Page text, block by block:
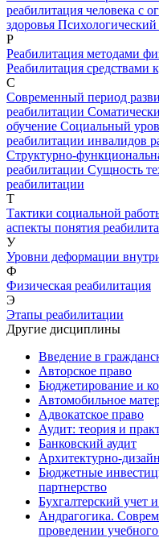
реабилитация человека с
здоровья Психологический
Р
Реабилитация методами
Реабилитация средствами
С
Современный период
реабилитации
обучение Социальный
реабилитации инвалидов
Структурно-
реабилитации Сущность
реабилитации
Т
Тактики социальной
аспекты понятия
У
Уровни деформации
Ф
Физическая реабилитация
Э
Этапы реабилитации
Другие дисциплины
Введение в
Авторское право
Бюджетирование и
Автомобильное
Адвокатское право
Аудит: теория и
Банковский аудит
Архитектурно-
Бюджетные
партнерство
Бухгалтерский учет
Андрагогика.
проведении